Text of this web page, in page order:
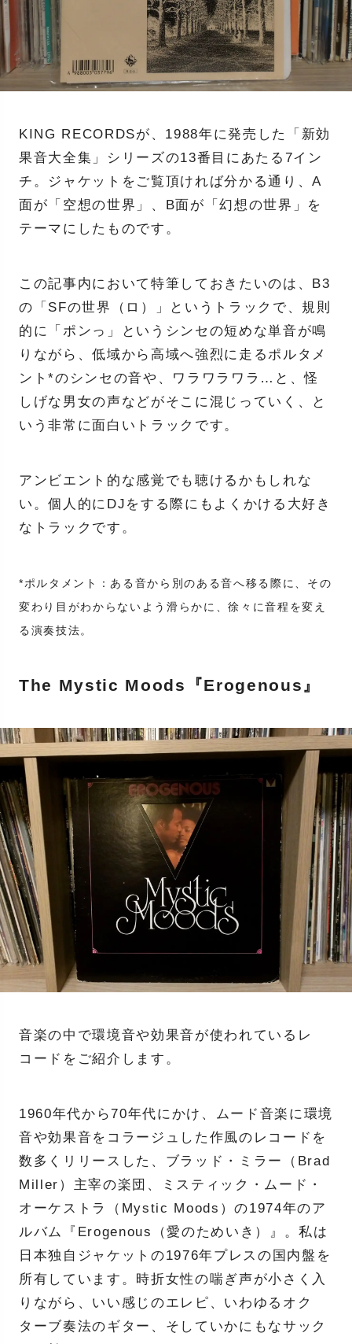
KING RECORDSが、1988年に発売した「新効
果音大全集」シリーズの13番目にあたる7イン
チ。ジャケットをご覧頂ければ分かる通り、A
面が「空想の世界」、B面が「幻想の世界」を
テーマにしたものです。
この記事内において特筆しておきたいのは、B3
の「SFの世界（ロ）」というトラックで、規則
的に「ポンっ」というシンセの短めな単音が鳴
りながら、低域から高域へ強烈に走るポルタメ
ント*のシンセの音や、ワラワラワラ…と、怪
しげな男女の声などがそこに混じっていく、と
いう非常に面白いトラックです。
アンビエント的な感覚でも聴けるかもしれな
い。個人的にDJをする際にもよくかける大好き
なトラックです。
*ポルタメント：ある音から別のある音へ移る際に、その
変わり目がわからないよう滑らかに、徐々に音程を変え
る演奏技法。
The Mystic Moods『Erogenous』
音楽の中で環境音や効果音が使われているレ
コードをご紹介します。
1960年代から70年代にかけ、ムード音楽に環境
音や効果音をコラージュした作風のレコードを
数多くリリースした、ブラッド・ミラー（Brad
Miller）主宰の楽団、ミスティック・ムード・
オーケストラ（Mystic Moods）の1974年のア
ルバム『Erogenous（愛のためいき）』。私は
日本独自ジャケットの1976年プレスの国内盤を
所有しています。時折女性の喘ぎ声が小さく入
りながら、いい感じのエレピ、いわゆるオク
ターブ奏法のギター、そしていかにもなサック